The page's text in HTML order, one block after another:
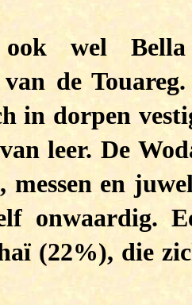
wel Bella
van de
in dorpen
leer. De
messen en
onwaardig.
(22%), die